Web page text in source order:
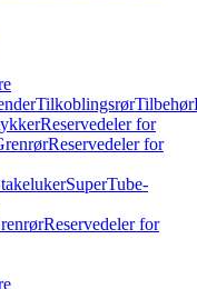
TilkoblingsrørTilbehør
Reservedeler for
Reservedeler for
SuperTube-
Reservedeler for